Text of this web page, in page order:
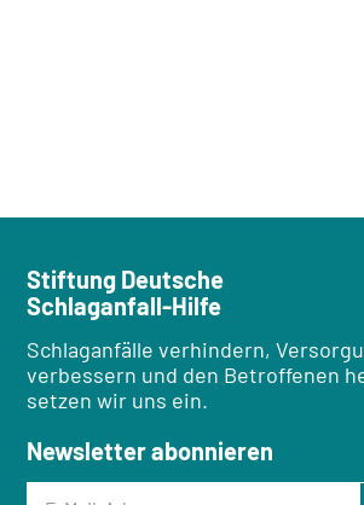
Stiftung Deutsche
Schlaganfall-Hilfe
Schlaganfälle verhindern,
verbessern und den Betroffenen
setzen wir uns ein.
Newsletter abonnieren
E-Mail-Adresse